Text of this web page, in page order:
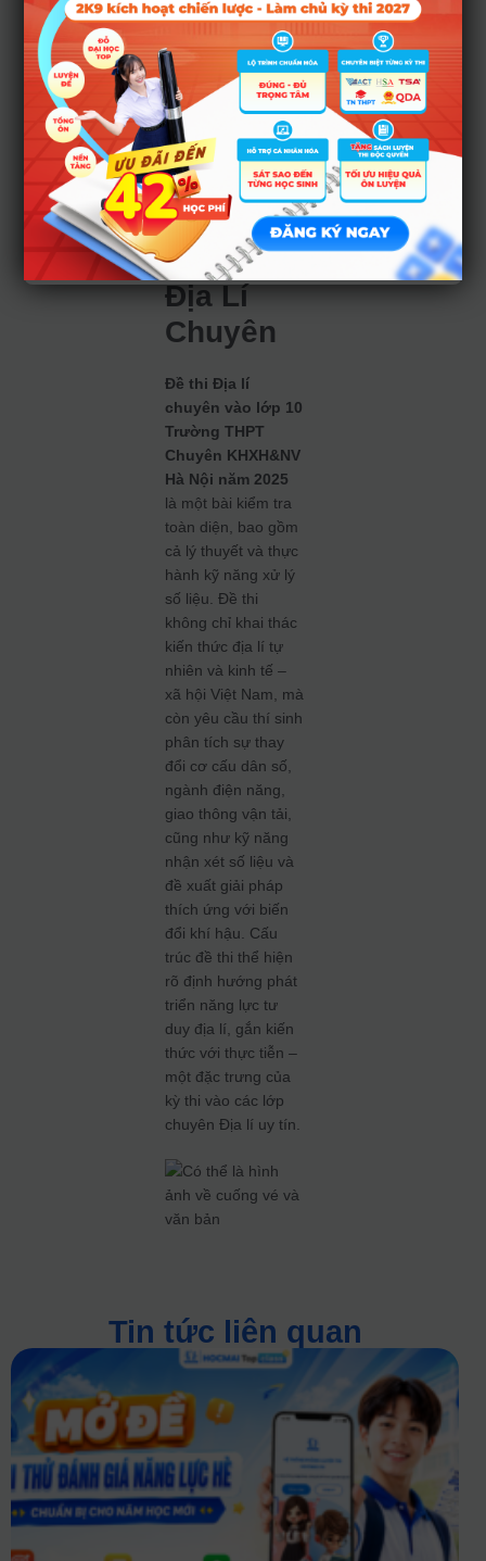
hữu ích cho học
sinh có định hướng
thi vào lớp chuyên
Lịch sử tại các
trường top đầu.
Địa Lí
Chuyên
Đề thi Địa lí
chuyên vào lớp 10
Trường THPT
Chuyên KHXH&NV
Hà Nội năm 2025
là một bài kiểm tra
toàn diện, bao gồm
cả lý thuyết và thực
hành kỹ năng xử lý
số liệu. Đề thi
không chỉ khai thác
kiến thức địa lí tự
nhiên và kinh tế –
xã hội Việt Nam, mà
còn yêu cầu thí sinh
phân tích sự thay
đổi cơ cấu dân số,
ngành điện năng,
giao thông vận tải,
cũng như kỹ năng
nhận xét số liệu và
đề xuất giải pháp
thích ứng với biến
đổi khí hậu. Cấu
trúc đề thi thể hiện
rõ định hướng phát
triển năng lực tư
duy địa lí, gắn kiến
thức với thực tiễn –
một đặc trưng của
kỳ thi vào các lớp
chuyên Địa lí uy tín.
Tin tức liên quan